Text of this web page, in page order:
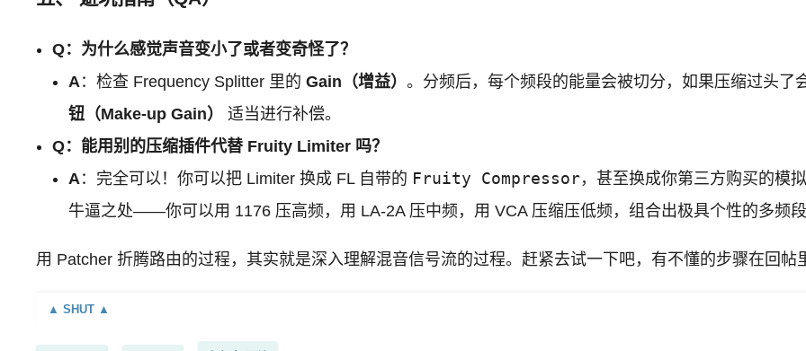
Q：为什么感觉声音变小了或者变奇怪了？
A ：检查 Frequency Splitter 里的Gain（增益）。分频后，每个频段的能量会被切分，如果压缩过头
钮（Make-up Gain）
适当进行补偿。
Q：能用别的压缩插件代替 Fruity Limiter 吗？
A ：完全可以！你可以把 Limiter 换成 FL 自带的 Fruity Compressor，甚至换成你第三方购买的模
牛逼之处——你可以用 1176 压高频，用 LA-2A 压中频，用 VCA 压缩压低频，组合出极具个性的多频段
用 Patcher 折腾路由的过程，其实就是深入理解混音信号流的过程。赶紧去试一下吧，有不懂的步骤在回帖